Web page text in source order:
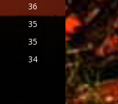
36
35
35
34